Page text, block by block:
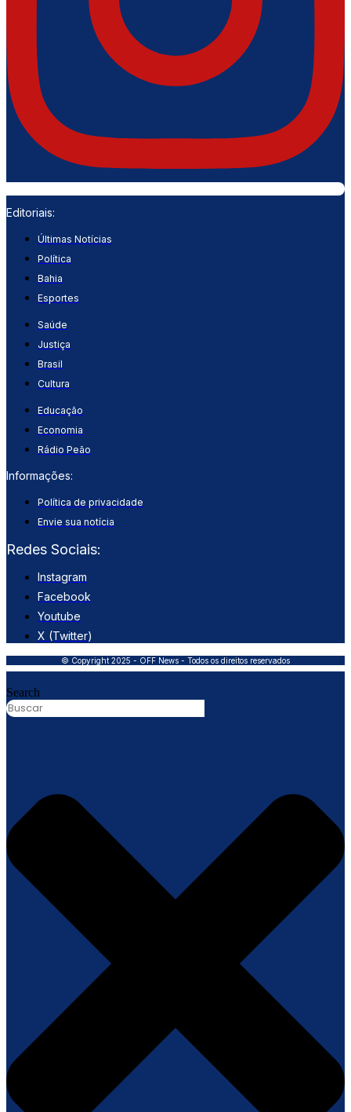
Editoriais:
Últimas Notícias
Política
Bahia
Esportes
Saúde
Justiça
Brasil
Cultura
Educação
Economia
Rádio Peão
Informações:
Política de privacidade
Envie sua notícia
Redes Sociais:
Instagram
Facebook
Youtube
X (Twitter)
© Copyright 2025 - OFF News - Todos os direitos reservados
Search